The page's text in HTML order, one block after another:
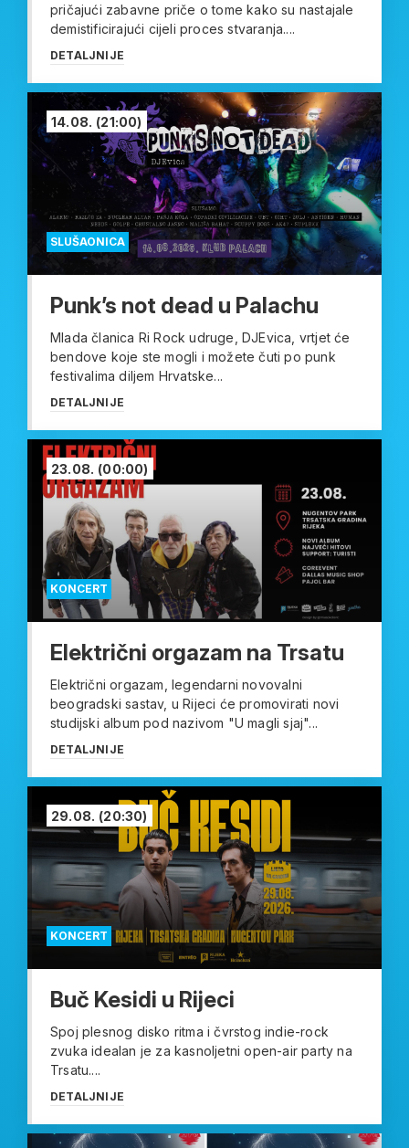
pričajući zabavne priče o tome kako su nastajale
demistificirajući cijeli proces stvaranja....
DETALJNIJE
SLUŠAONICA
14.08. (21:00)
Punk’s not dead u Palachu
Mlada članica Ri Rock udruge, DJEvica, vrtjet će
bendove koje ste mogli i možete čuti po punk
festivalima diljem Hrvatske...
DETALJNIJE
KONCERT
23.08. (00:00)
Električni orgazam na Trsatu
Električni orgazam, legendarni novovalni
beogradski sastav, u Rijeci će promovirati novi
studijski album pod nazivom "U magli sjaj"...
DETALJNIJE
KONCERT
29.08. (20:30)
Buč Kesidi u Rijeci
Spoj plesnog disko ritma i čvrstog indie-rock
zvuka idealan je za kasnoljetni open-air party na
Trsatu....
DETALJNIJE